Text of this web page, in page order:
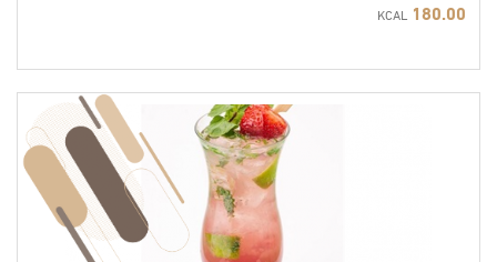
180.00
KCAL